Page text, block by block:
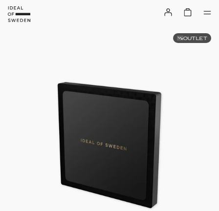
OUTLET